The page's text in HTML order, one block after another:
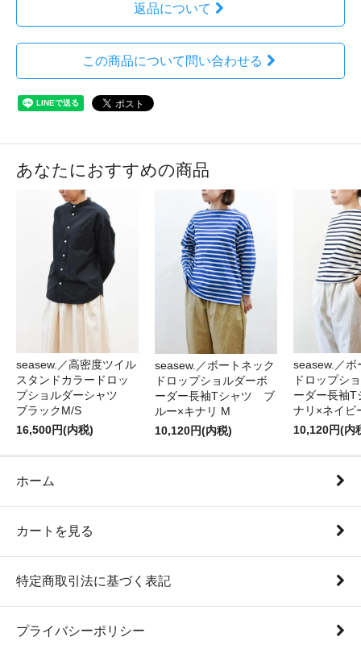
返品について
この商品について問い合わせる
あなたにおすすめの商品
seasew.／高密度ツイル
スタンドカラードロッ
プショルダーシャツ
ブラックM/S
16,500円(内税)
seasew.／ボートネック
ドロップショルダーボ
ーダー長袖Tシャツ ブ
ルー×キナリ M
10,120円(内税)
seasew.／ボ
ドロップシ
ーダー長袖
ナリ×ネイビ
10,120円(内
ホーム
カートを見る
特定商取引法に基づく表記
プライバシーポリシー